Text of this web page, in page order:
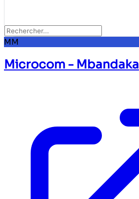
MM
Microcom - Mbandaka